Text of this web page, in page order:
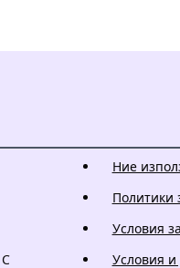
Ние
Политики
Условия
Условия и